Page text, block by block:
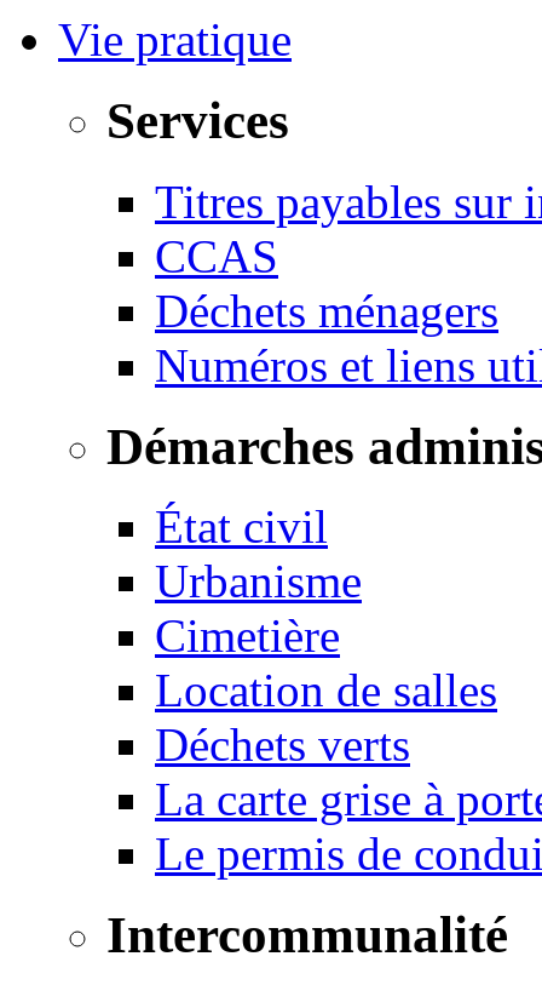
Vie pratique
Services
Titres payables sur
CCAS
Déchets ménagers
Numéros et liens
Démarches
État civil
Urbanisme
Cimetière
Location de salles
Déchets verts
La carte grise à
Le permis de
Intercommunalité